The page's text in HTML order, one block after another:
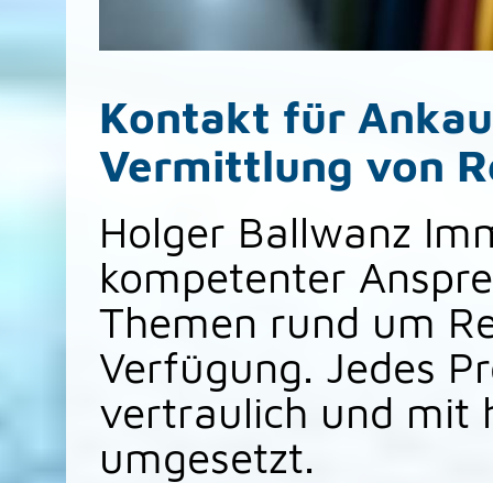
Kontakt für
Vermittlung von
Holger Ballwanz
kompetenter
Themen rund um
Verfügung. Jedes
vertraulich und mit
umgesetzt.